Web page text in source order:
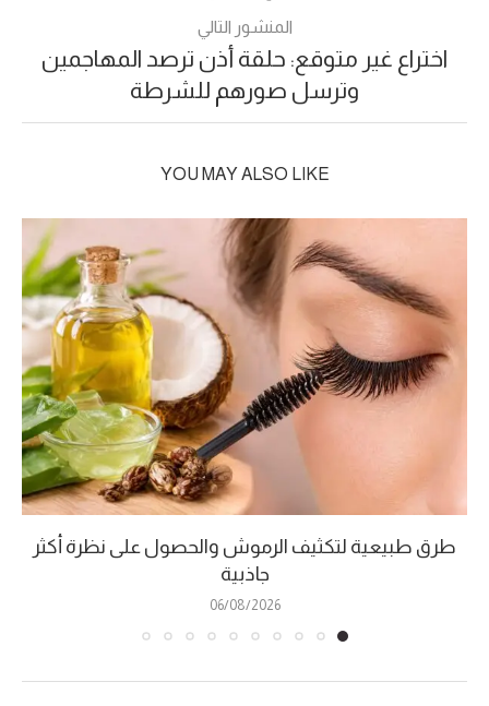
المنشور التالي
اختراع غير متوقع: حلقة أذن ترصد المهاجمين
وترسل صورهم للشرطة
YOU MAY ALSO LIKE
طرق طبيعية لتكثيف الرموش والحصول على نظرة أكثر
جاذبية
06/08/2026